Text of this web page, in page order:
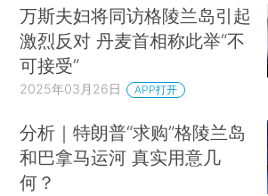
万斯夫妇将同访格陵兰岛引起
激烈反对 丹麦首相称此举“不
可接受”
2025年03月26日 APP打开
分析｜特朗普“求购”格陵兰岛
和巴拿马运河 真实用意几
何？